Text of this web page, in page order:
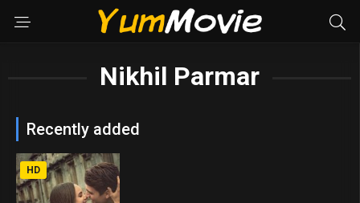
Nikhil Parmar
Recently added
HD